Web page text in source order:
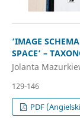
‘IMAGE
SPACE’ –
Jolanta
129-146
PDF